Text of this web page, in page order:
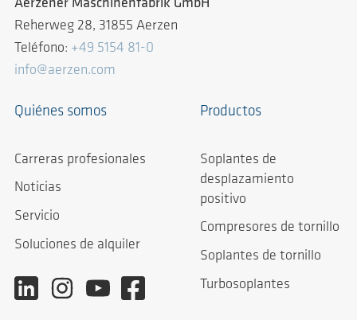
Aerzener Maschinenfabrik GmbH
Reherweg 28, 31855 Aerzen
Teléfono: +49 5154 81-0
info@aerzen.com
Quiénes somos
Carreras profesionales
Noticias
Servicio
Soluciones de alquiler
Productos
Soplantes de
desplazamiento
positivo
Compresores de tornillo
Soplantes de tornillo
Turbosoplantes